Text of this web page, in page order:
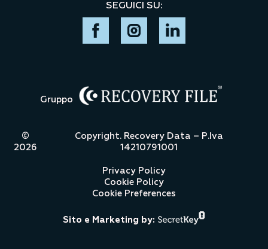
SEGUICI SU:
Gruppo
©
2026
Copyright. Recovery Data – P.Iva
14210791001
Privacy Policy
Cookie Policy
Cookie Preferences
Sito e Marketing by: